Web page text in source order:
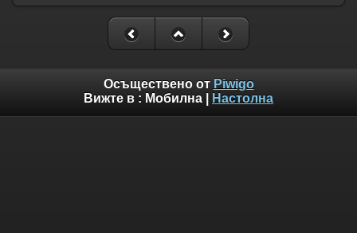
Осъществено от Piwigo
Вижте в : Мобилна Настолна